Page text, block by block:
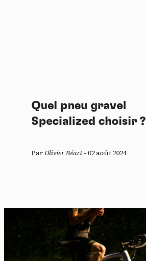
Quel pneu gravel
Specialized choisir ?
ParOlivier Béart- 02 août 2024